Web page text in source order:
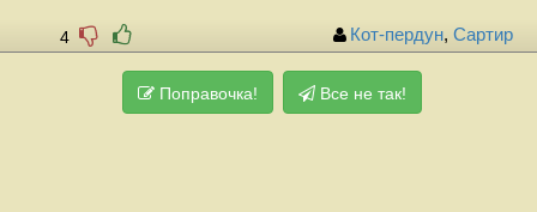
4 Кот-пердун, Сартир
Поправочка! Все не так!